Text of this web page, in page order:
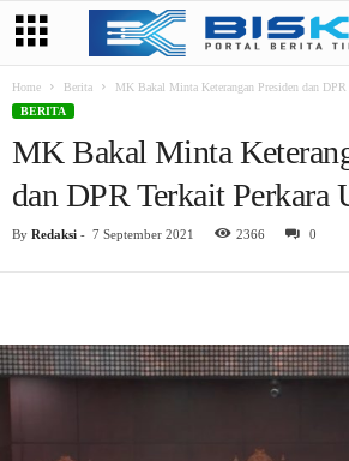
Home Berita
MK Bakal Minta Keterangan Presiden dan DPR
BERITA
MK Bakal Minta
dan DPR Terkait Perkara
By Redaksi - 7 September 2021 2366 0